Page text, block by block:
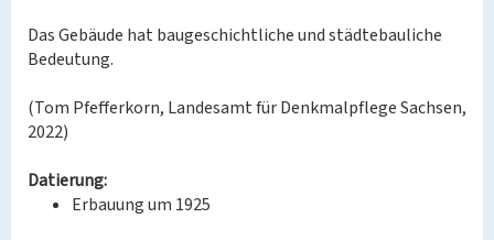
Das Gebäude hat baugeschichtliche und städtebauliche
Bedeutung.
(Tom Pfefferkorn, Landesamt für Denkmalpflege Sachsen,
2022)
Datierung:
Erbauung um 1925